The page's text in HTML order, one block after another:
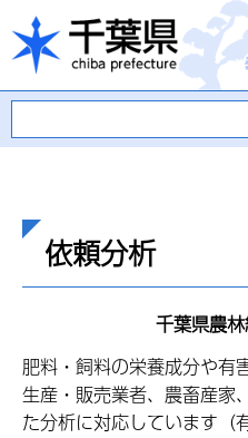
千葉県
依頼分析
千葉県農
肥料・飼料の栄養成分や有
生産・販売業者、農畜産家
た分析に対応しています（